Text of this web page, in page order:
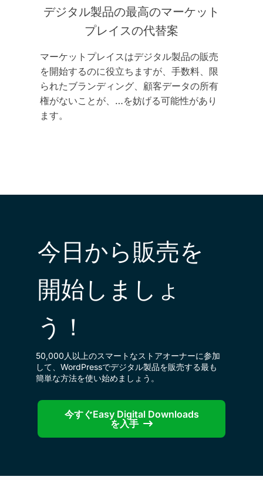
デジタル製品の最高のマーケット
プレイスの代替案
マーケットプレイスはデジタル製品の販売
を開始するのに役立ちますが、手数料、限
られたブランディング、顧客データの所有
権がないことが、…を妨げる可能性があり
ます。
今日から販売を
開始しましょ
う！
50,000人以上のスマートなストアオーナーに参加
して、WordPressでデジタル製品を販売する最も
簡単な方法を使い始めましょう。
今すぐEasy Digital Downloads
を入手